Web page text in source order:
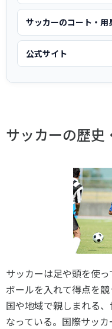
スポーツ白書
政策提言
子どものスポーツ
スポーツによるまち
スポーツ政策・予算
自治体との連携
各教育機関との連携
スポーツ振興団体と
【動画】スポーツで
サッカーのコート・用
公式サイト
サッカーの歴史
サッカーは足や頭を使
ボールを入れて得点を
国や地域で親しまれる
なっている。国際サッ